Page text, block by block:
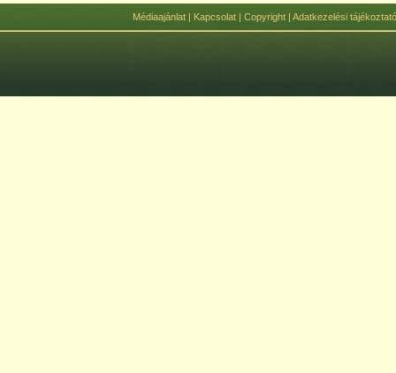
Médiaajánlat| Kapcsolat| Copyright| Adatkezelési tájékoztató